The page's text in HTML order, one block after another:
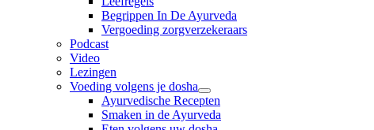
Begrippen In De Ayurveda
Vergoeding zorgverzekeraars
Podcast
Video
Lezingen
Voeding volgens je dosha
Ayurvedische Recepten
Smaken in de Ayurveda